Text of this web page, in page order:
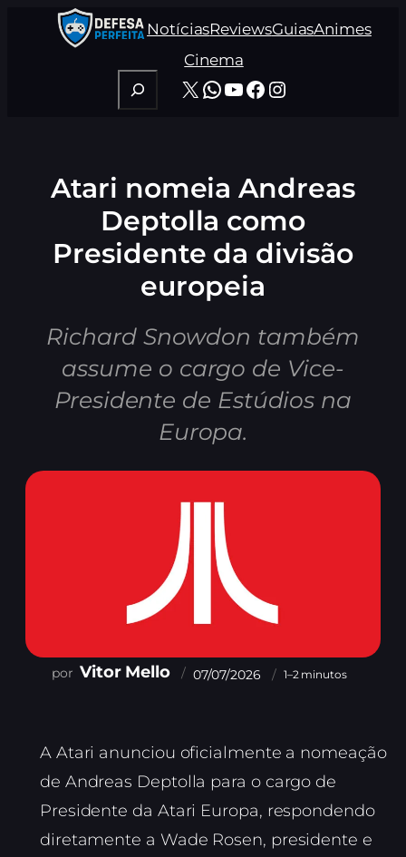
NotíciasReviewsGuiasAnimes
Cinema
Pesquisar
X WhatsApp
Youtube
Facebook
Instagram
Atari nomeia Andreas
Deptolla como
Presidente da divisão
europeia
Richard Snowdon também
assume o cargo de Vice-
Presidente de Estúdios na
Europa.
Vitor Mello 07/07/2026 1–2 minutos
A Atari anunciou oficialmente a nomeação
de Andreas Deptolla para o cargo de
Presidente da Atari Europa, respondendo
diretamente a Wade Rosen, presidente e